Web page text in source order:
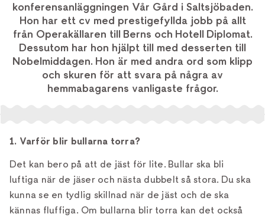
konferensanläggningen Vår Gård i Saltsjöbaden.
Hon har ett cv med prestigefyllda jobb på allt
från Operakällaren till Berns och Hotell Diplomat.
Dessutom har hon hjälpt till med desserten till
Nobelmiddagen. Hon är med andra ord som klipp
och skuren för att svara på några av
hemmabagarens vanligaste frågor.
1. Varför blir bullarna torra?
Det kan bero på att de jäst för lite. Bullar ska bli
luftiga när de jäser och nästa dubbelt så stora. Du ska
kunna se en tydlig skillnad när de jäst och de ska
kännas fluffiga. Om bullarna blir torra kan det också